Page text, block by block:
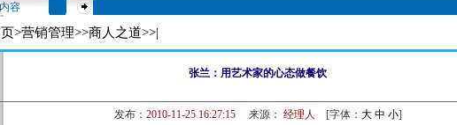
容
>营销管理>>商人之道>>|
张兰：用艺术家的心态做餐饮
发布： 2010-11-25 16:27:15来源： 经理人 [字体： 大 中 小]